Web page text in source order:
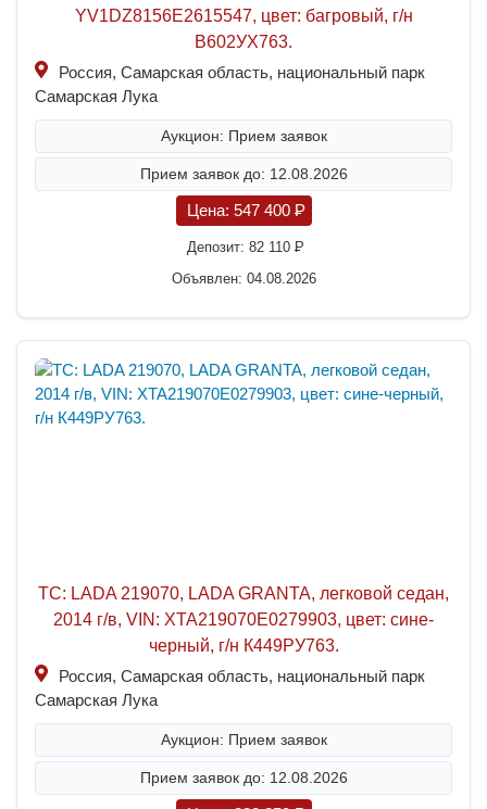
YV1DZ8156E2615547, цвет: багровый, г/н
В602УХ763.
Россия, Самарская область, национальный парк
Самарская Лука
Аукцион: Прием заявок
Прием заявок до: 12.08.2026
Цена: 547 400 P
Депозит: 82 110 P
Объявлен: 04.08.2026
ТС: LADA 219070, LADA GRANTA, легковой седан,
2014 г/в, VIN: XTA219070E0279903, цвет: сине-
черный, г/н К449РУ763.
Россия, Самарская область, национальный парк
Самарская Лука
Аукцион: Прием заявок
Прием заявок до: 12.08.2026